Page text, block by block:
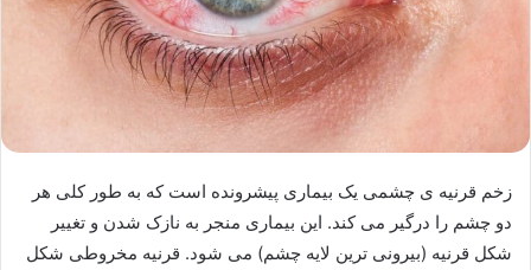
زخم قرنیه ی چشمی یک بیماری پیشرونده است که به طور کلی هر
دو چشم را درگیر می کند. این بیماری منجر به نازک شدن و تغییر
شکل قرنیه (بیرونی ترین لایه چشم) می شود. قرنیه مخروطی شکل